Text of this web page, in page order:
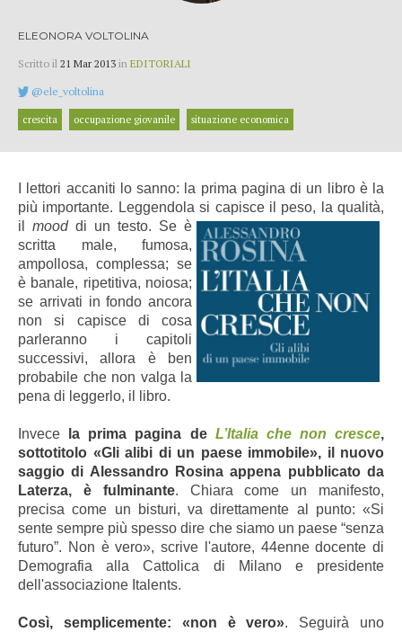
ELEONORA VOLTOLINA
Scritto il 21 Mar 2013 in EDITORIALI
@ele_voltolina
crescita occupazione giovanile situazione economica
I lettori accaniti lo sanno: la prima pagina di un libro è la
più importante. Leggendola si capisce il peso, la qualità,
il mooddi un testo. Se è
scritta male, fumosa,
ampollosa, complessa; se
è banale, ripetitiva, noiosa;
se arrivati in fondo ancora
non si capisce di cosa
parleranno i capitoli
successivi, allora è ben
probabile che non valga la
pena di leggerlo, il libro.
Invece la prima pagina de L’Italia che non cresce,
sottotitolo «Gli alibi di un paese immobile», il nuovo
saggio di Alessandro Rosina appena pubblicato da
Laterza, è fulminante. Chiara come un manifesto,
precisa come un bisturi, va direttamente al punto: «Si
sente sempre più spesso dire che siamo un paese “senza
futuro”. Non è vero», scrive l'autore, 44ennedocente di
Demografia alla Cattolica di Milano e presidente
dell'associazione Italents.
Così, semplicemente: «non è vero». Seguirà uno